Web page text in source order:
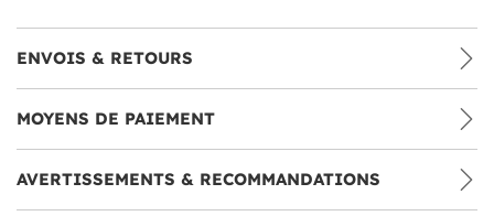
ENVOIS & RETOURS
MOYENS DE PAIEMENT
AVERTISSEMENTS & RECOMMANDATIONS